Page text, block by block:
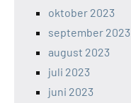
oktober 2023
september 2023
august 2023
juli 2023
juni 2023